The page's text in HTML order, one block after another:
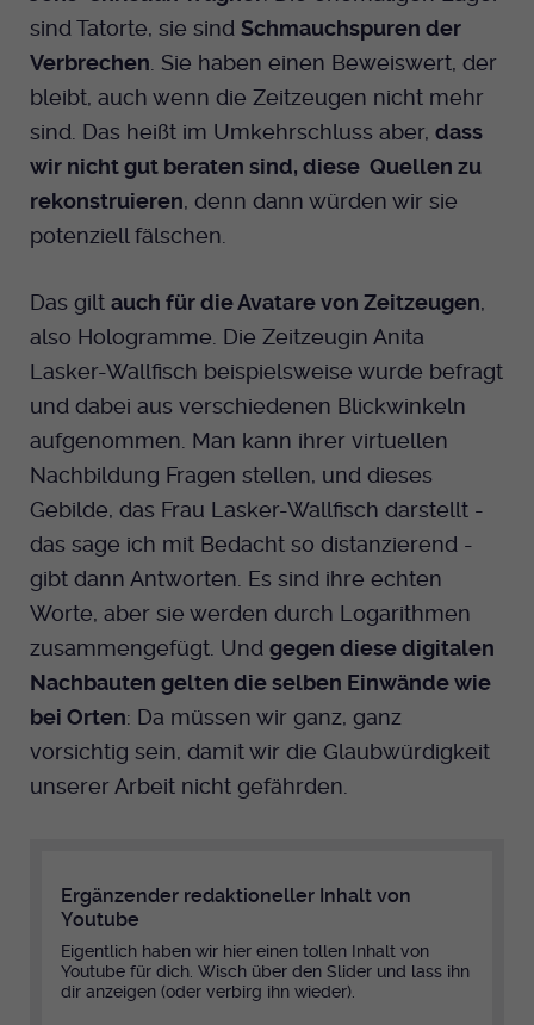
sind Tatorte, sie sind Schmauchspuren der
Verbrechen. Sie haben einen Beweiswert, der
bleibt, auch wenn die Zeitzeugen nicht mehr
sind. Das heißt im Umkehrschluss aber, dass
wir nicht gut beraten sind, diese Quellen zu
rekonstruieren, denn dann würden wir sie
potenziell fälschen.
Das gilt auch für die Avatare von Zeitzeugen,
also Hologramme. Die Zeitzeugin Anita
Lasker-Wallfisch beispielsweise wurde befragt
und dabei aus verschiedenen Blickwinkeln
aufgenommen. Man kann ihrer virtuellen
Nachbildung Fragen stellen, und dieses
Gebilde, das Frau Lasker-Wallfisch darstellt -
das sage ich mit Bedacht so distanzierend -
gibt dann Antworten. Es sind ihre echten
Worte, aber sie werden durch Logarithmen
zusammengefügt. Und gegen diese digitalen
Nachbauten gelten die selben Einwände wie
bei Orten: Da müssen wir ganz, ganz
vorsichtig sein, damit wir die Glaubwürdigkeit
unserer Arbeit nicht gefährden.
Ergänzender redaktioneller Inhalt von
Youtube
Eigentlich haben wir hier einen tollen Inhalt von
Youtube für dich. Wisch über den Slider und lass ihn
dir anzeigen (oder verbirg ihn wieder).